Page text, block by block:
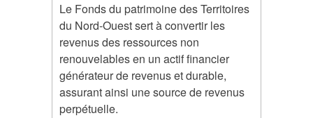
Le Fonds du patrimoine des Territoires
du Nord-Ouest sert à convertir les
revenus des ressources non
renouvelables en un actif financier
générateur de revenus et durable,
assurant ainsi une source de revenus
perpétuelle.